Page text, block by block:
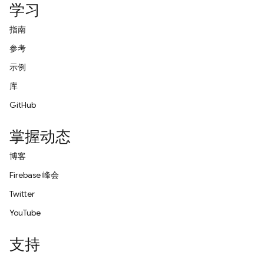
学习
指南
参考
示例
库
GitHub
掌握动态
博客
Firebase 峰会
Twitter
YouTube
支持